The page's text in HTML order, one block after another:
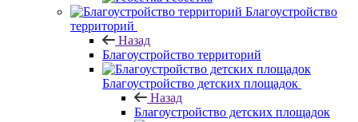
Благоустройство
территорий
Назад
Благоустройство территорий
Благоустройство детских площадок
Назад
Благоустройство детских площадок